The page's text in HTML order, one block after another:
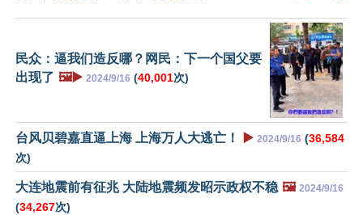
民众：逼我们造反哪？网民：下一个国父要
出现了 🖼️▶️ 2024/9/16 (40,001次)
台风贝碧嘉直逼上海 上海万人大逃亡！ ▶️ 2024/9/16 (36,584
次)
大连地震前有征兆 大陆地震频发昭示政权不稳 🖼️ 2024/9/16
(34,267次)